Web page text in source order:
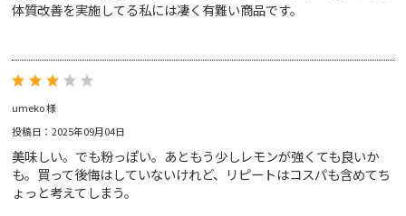
About
サイトマップ
体質改善を実施してる私には凄く有難い商品です。
umeko 様
投稿日：2025年09月04日
美味しい。でも粉っぽい。あともう少しレモンが強くても良いか
も。買って後悔はしていないけれど、リピートはコスパも含めてち
ょっと考えてしまう。